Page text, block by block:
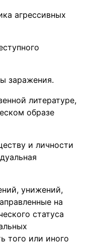
агрессивных
заражения.
литературе,
образе
и личности
унижений,
на
статуса
того или иного